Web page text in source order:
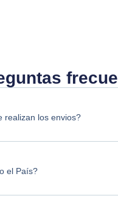
realizan los envios?
el País?